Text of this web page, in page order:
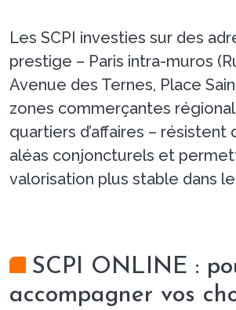
Les SCPI investies sur des
prestige – Paris intra-muros
Avenue des Ternes, Place
zones commerçantes
quartiers d’affaires – résistent
aléas conjoncturels et
valorisation plus stable dans
SCPI ONLINE :
accompagner vos